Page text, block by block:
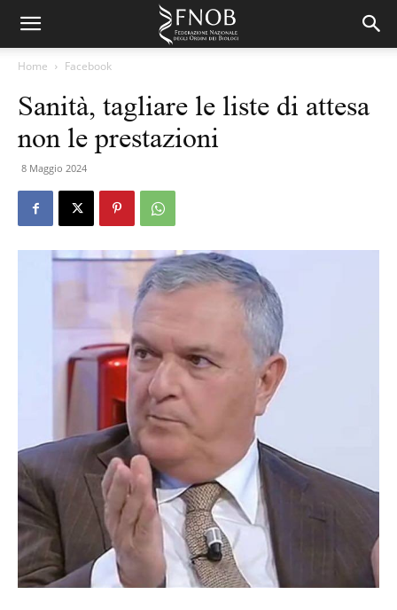
Home Facebook
Sanità, tagliare le liste di attesa
non le prestazioni
8 Maggio 2024